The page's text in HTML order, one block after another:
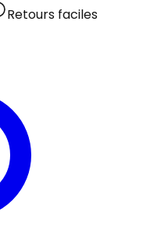
Retours faciles